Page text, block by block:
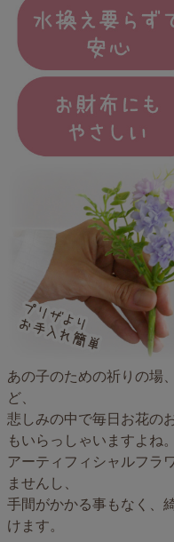
あの子のための祈りの場
ど、
悲しみの中で毎日お花の
もいらっしゃいますよね。
アーティフィシャルフラ
ませんし、
手間がかかる事もなく、
けます。